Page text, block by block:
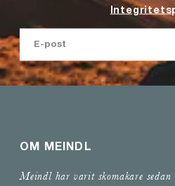
OM MEINDL
Meindl har varit skomakare